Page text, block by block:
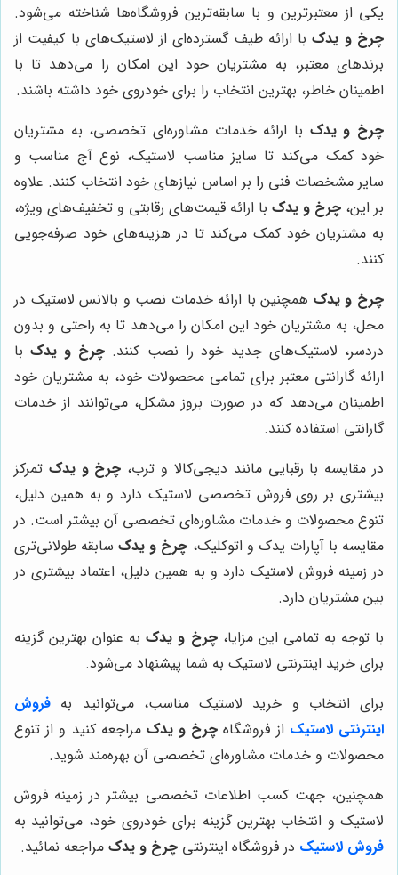
یکی از معتبرترین و با سابقه‌ترین فروشگاه‌ها شناخته می‌شود.
چرخ و یدکبا ارائه طیف گسترده‌ای از لاستیک‌های با کیفیت از
برندهای معتبر، به مشتریان خود این امکان را می‌دهد تا با
اطمینان خاطر، بهترین انتخاب را برای خودروی خود داشته باشند.
چرخ و یدک با ارائه خدمات مشاوره‌ای تخصصی، به مشتریان
خود کمک می‌کند تا سایز مناسب لاستیک، نوع آج مناسب و
سایر مشخصات فنی را بر اساس نیازهای خود انتخاب کنند. علاوه
بر این، چرخ و یدک با ارائه قیمت‌های رقابتی و تخفیف‌های ویژه،
به مشتریان خود کمک می‌کند تا در هزینه‌های خود صرفه‌جویی
کنند.
چرخ و یدک همچنین با ارائه خدمات نصب و بالانس لاستیک در
محل، به مشتریان خود این امکان را می‌دهد تا به راحتی و بدون
دردسر، لاستیک‌های جدید خود را نصب کنند. چرخ و یدکبا
ارائه گارانتی معتبر برای تمامی محصولات خود، به مشتریان خود
اطمینان می‌دهد که در صورت بروز مشکل، می‌توانند از خدمات
گارانتی استفاده کنند.
در مقایسه با رقبایی مانند دیجی‌کالا و ترب، چرخ و یدک تمرکز
بیشتری بر روی فروش تخصصی لاستیک دارد و به همین دلیل،
تنوع محصولات و خدمات مشاوره‌ای تخصصی آن بیشتر است. در
مقایسه با آپارات یدک و اتوکلیک، چرخ و یدکسابقه طولانی‌تری
در زمینه فروش لاستیک دارد و به همین دلیل، اعتماد بیشتری در
بین مشتریان دارد.
با توجه به تمامی این مزایا،چرخ و یدکبه عنوان بهترین گزینه
برای خرید اینترنتی لاستیک به شما پیشنهاد می‌شود.
برای انتخاب و خرید لاستیک مناسب، می‌توانید به فروش
اینترنتی لاستیک از فروشگاه چرخ و یدک مراجعه کنید و از تنوع
محصولات و خدمات مشاوره‌ای تخصصی آن بهره‌مند شوید.
همچنین، جهت کسب اطلاعات تخصصی بیشتر در زمینه فروش
لاستیک و انتخاب بهترین گزینه برای خودروی خود، می‌توانید به
فروش لاستیک در فروشگاه اینترنتی چرخ و یدک مراجعه نمائید.